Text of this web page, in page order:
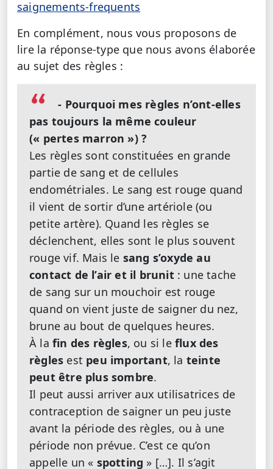
saignements-frequents
En complément, nous vous proposons de
lire la réponse-type que nous avons élaborée
au sujet des règles :
- Pourquoi mes règles n’ont-elles
pas toujours la même couleur
(« pertes marron ») ?
Les règles sont constituées en grande
partie de sang et de cellules
endométriales. Le sang est rouge quand
il vient de sortir d’une artériole (ou
petite artère). Quand les règles se
déclenchent, elles sont le plus souvent
rouge vif. Mais le sang s’oxyde au
contact de l’air et il brunit: une tache
de sang sur un mouchoir est rouge
quand on vient juste de saigner du nez,
brune au bout de quelques heures.
À la fin des règles, ou si leflux des
règles est peu important, la teinte
peut être plus sombre.
Il peut aussi arriver aux utilisatrices de
contraception de saigner un peu juste
avant la période des règles, ou à une
période non prévue. C’est ce qu’on
appelle un « spotting » […]. Il s’agit